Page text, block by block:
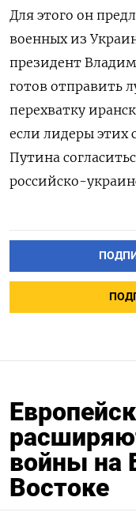
Для этого он
военных из
президент
готов отправить
перехватку
если лидеры этих
Путина
российско-
войны на
Востоке